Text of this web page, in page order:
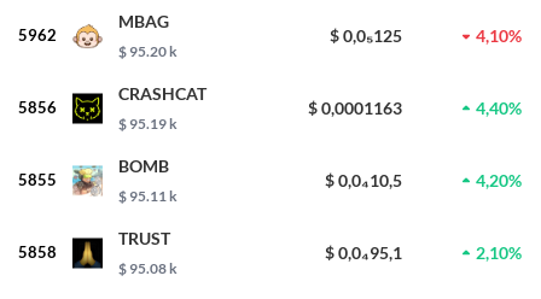
5962
MBAG
$ 95.20 k
$ 0,0₅125 4,10%
5856
CRASHCAT
$ 95.19 k
$ 0,0001163 4,40%
5855
BOMB
$ 95.11 k
$ 0,0₄10,5 4,20%
5858
TRUST
$ 95.08 k
$ 0,0₄95,1 2,10%